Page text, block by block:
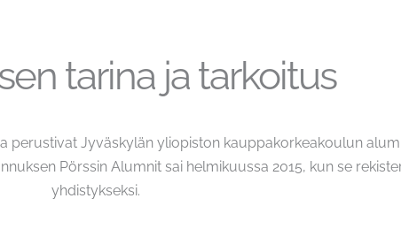
tarina ja tarkoitus
perustivat Jyväskylän yliopiston kauppakorkeakoulun
Pörssin Alumnit sai helmikuussa 2015, kun se
yhdistykseksi.